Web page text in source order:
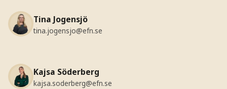
Tina Jogensjö
tina.jogensjo@efn.se
Kajsa Söderberg
kajsa.soderberg@efn.se